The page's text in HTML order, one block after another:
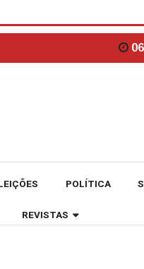
POLÍTICA
REVISTAS